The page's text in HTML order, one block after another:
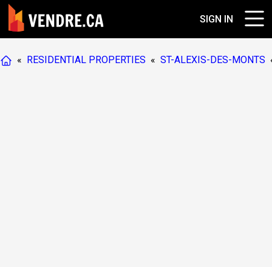
SIGN IN
« RESIDENTIAL PROPERTIES « ST-ALEXIS-DES-MONTS